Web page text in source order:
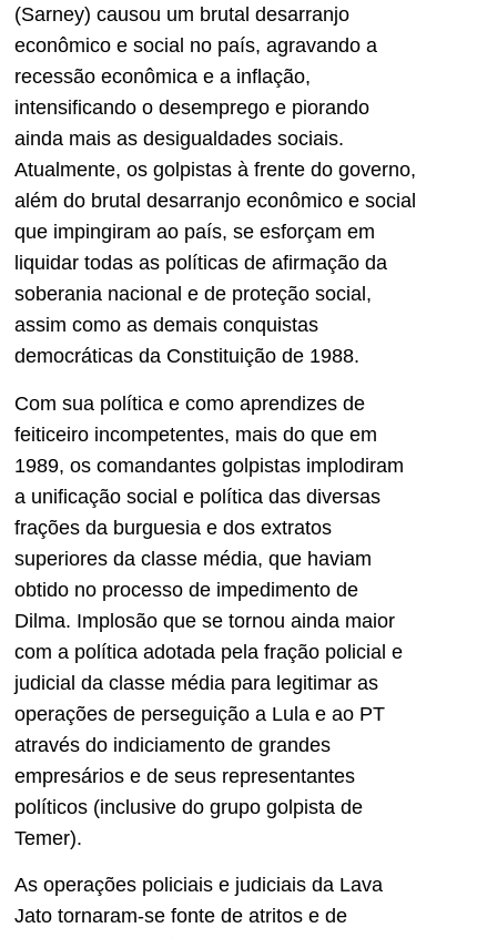
(Sarney) causou um brutal desarranjo
econômico e social no país, agravando a
recessão econômica e a inflação,
intensificando o desemprego e piorando
ainda mais as desigualdades sociais.
Atualmente, os golpistas à frente do governo,
além do brutal desarranjo econômico e social
que impingiram ao país, se esforçam em
liquidar todas as políticas de afirmação da
soberania nacional e de proteção social,
assim como as demais conquistas
democráticas da Constituição de 1988.
Com sua política e como aprendizes de
feiticeiro incompetentes, mais do que em
1989, os comandantes golpistas implodiram
a unificação social e política das diversas
frações da burguesia e dos extratos
superiores da classe média, que haviam
obtido no processo de impedimento de
Dilma. Implosão que se tornou ainda maior
com a política adotada pela fração policial e
judicial da classe média para legitimar as
operações de perseguição a Lula e ao PT
através do indiciamento de grandes
empresários e de seus representantes
políticos (inclusive do grupo golpista de
Temer).
As operações policiais e judiciais da Lava
Jato tornaram-se fonte de atritos e de